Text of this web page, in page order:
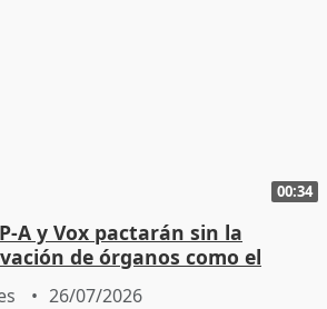
00:34
A y Vox pactarán sin la
de órganos como el
26/07/2026